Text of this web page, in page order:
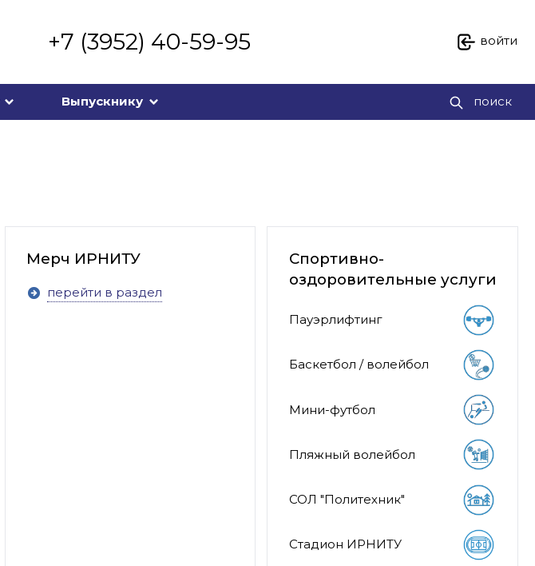
+7 (3952) 40-59-95 войти
Выпускнику поиск
Мерч ИРНИТУ
перейти в раздел
Спортивно-
оздоровительные услуги
Пауэрлифтинг
Баскетбол / волейбол
Мини-футбол
Пляжный волейбол
СОЛ "Политехник"
Стадион ИРНИТУ